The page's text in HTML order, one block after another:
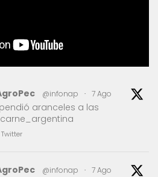
@infonap · 7 Ago
aranceles a las
Twitter
@infonap · 7 Ago